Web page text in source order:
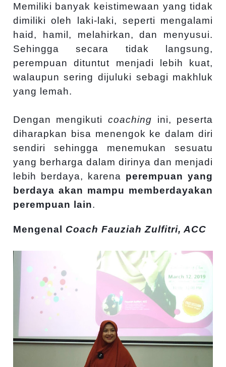
Memiliki banyak keistimewaan yang tidak
dimiliki oleh laki-laki, seperti mengalami
haid, hamil, melahirkan, dan menyusui.
Sehingga secara tidak langsung,
perempuan dituntut menjadi lebih kuat,
walaupun sering dijuluki sebagi makhluk
yang lemah.
Dengan mengikuti coaching ini, peserta
diharapkan bisa menengok ke dalam diri
sendiri sehingga menemukan sesuatu
yang berharga dalam dirinya dan menjadi
lebih berdaya, karena perempuan yang
berdaya akan mampu memberdayakan
perempuan lain.
Mengenal Coach Fauziah Zulfitri, ACC